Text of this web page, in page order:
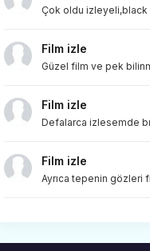
Çok oldu izleyeli,black
Film izle
Güzel film ve pek
Film izle
Defalarca izlesemde
Film izle
Ayrıca tepenin gözleri